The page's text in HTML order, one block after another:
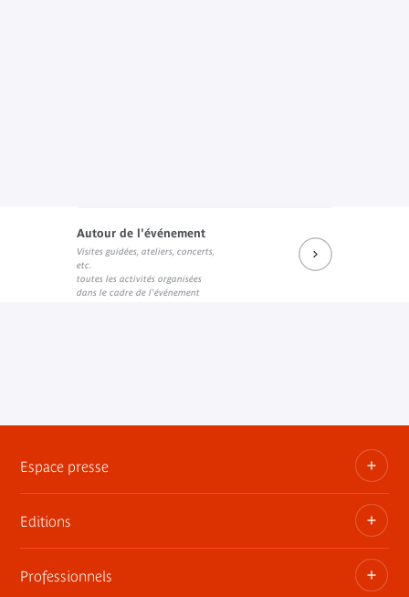
Autour de l'événement
Visites guidées, ateliers, concerts,
etc.
toutes les activités organisées
dans le cadre de l'événement
Espace presse
Dossiers, communiqués, bandes annonces
Contact presse
Editions
Les publications du musée
Professionnels